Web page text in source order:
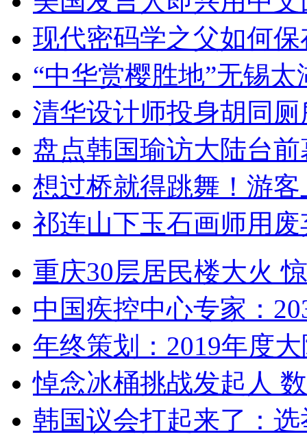
现代密码学之父如何
“中华赏樱胜地”无锡
清华设计师投身胡同
盘点韩国瑜访大陆台
想过桥就得跳舞！游客
祁连山下玉石画师用
重庆30层居民楼大火
中国疾控中心专家：
年终策划：2019年度
悼念冰桶挑战发起人
韩国议会打起来了：